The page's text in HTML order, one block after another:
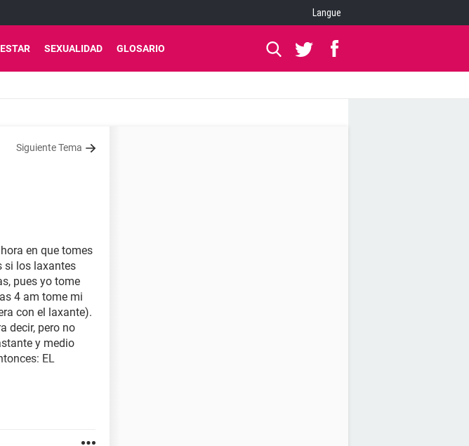
Langue
SEXUALIDAD GLOSARIO
Siguiente Tema
en que tomes
si los laxantes
pues yo tome
4 am tome mi
con el laxante).
decir, pero no
y medio
EL
con eso.